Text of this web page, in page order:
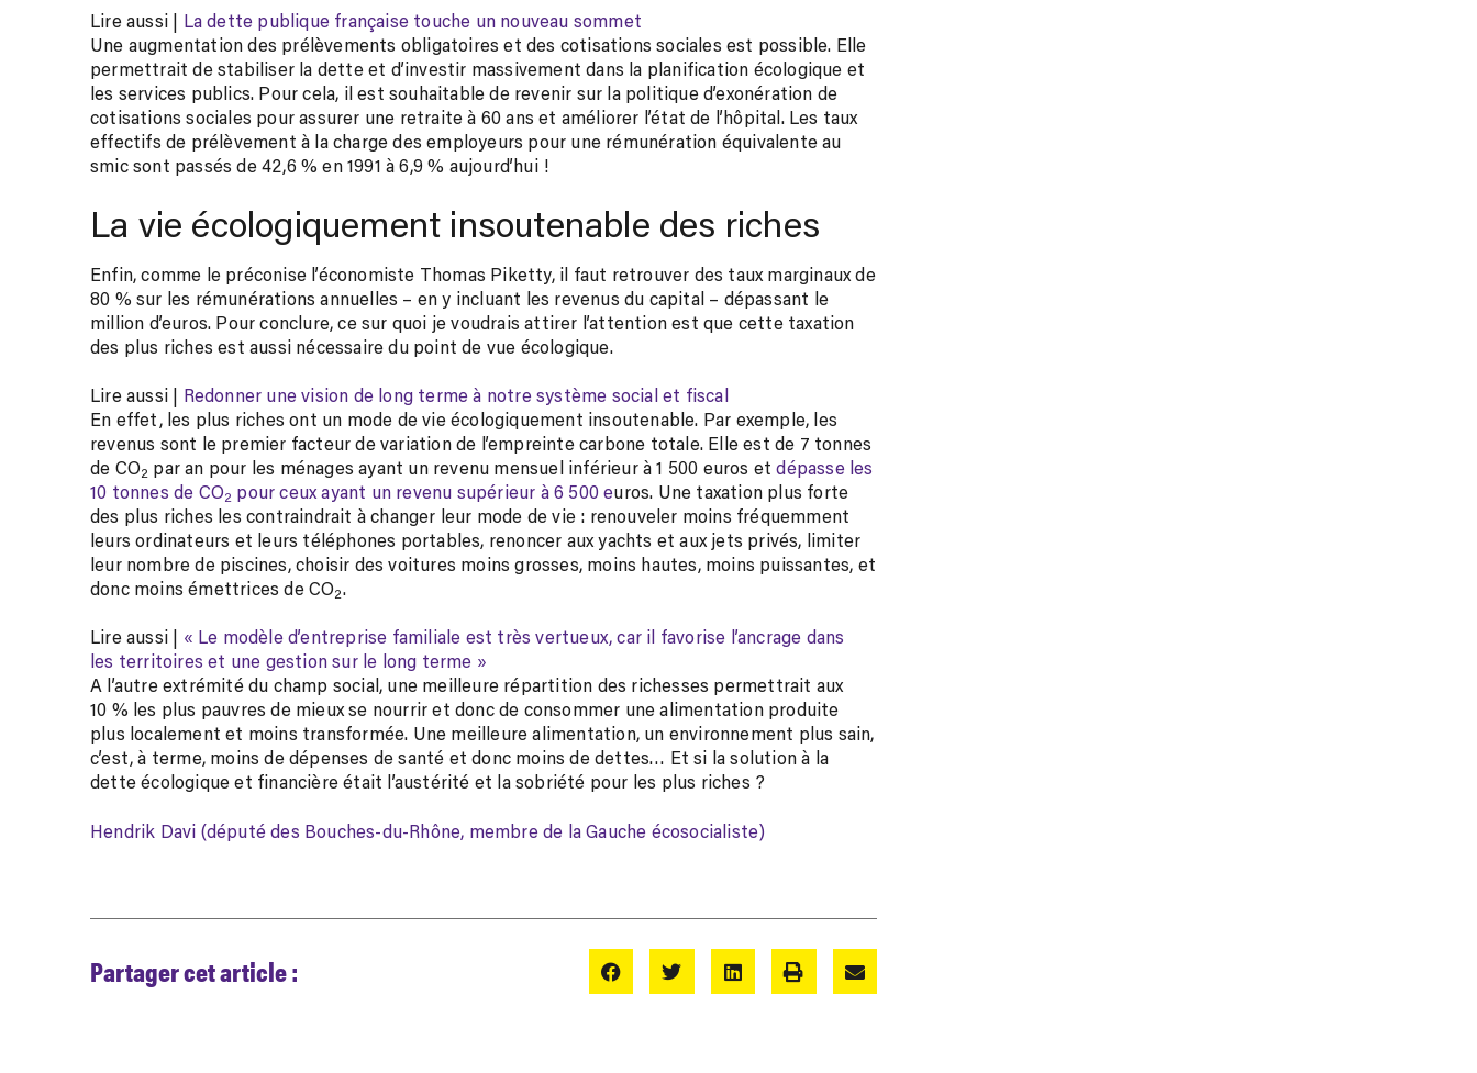
Lire aussi | Article
réservé
à
nos
abonnés
La dette publique française touche un nouveau sommet
Une augmentation des prélèvements obligatoires et des cotisations sociales est possible. Elle
permettrait de stabiliser la dette et d’investir massivement dans la planification écologique et
les services publics. Pour cela, il est souhaitable de revenir sur la politique d’exonération de
cotisations sociales pour assurer une retraite à 60 ans et améliorer l’état de l’hôpital. Les taux
effectifs de prélèvement à la charge des employeurs pour une rémunération équivalente au
smic sont passés de 42,6 % en 1991 à 6,9 % aujourd’hui !
La vie écologiquement insoutenable des riches
Enfin, comme le préconise l’économiste Thomas Piketty, il faut retrouver des taux marginaux de
80 % sur les rémunérations annuelles – en y incluant les revenus du capital – dépassant le
million d’euros. Pour conclure, ce sur quoi je voudrais attirer l’attention est que cette taxation
des plus riches est aussi nécessaire du point de vue écologique.
Lire aussi | Redonner une vision de long terme à notre système social et fiscal
En effet, les plus riches ont un mode de vie écologiquement insoutenable. Par exemple, les
revenus sont le premier facteur de variation de l’empreinte carbone totale. Elle est de 7 tonnes
de CO2 par an pour les ménages ayant un revenu mensuel inférieur à 1 500 euros etdépasse les
10 tonnes de CO2 pour ceux ayant un revenu supérieur à 6 500 euros. Une taxation plus forte
des plus riches les contraindrait à changer leur mode de vie : renouveler moins fréquemment
leurs ordinateurs et leurs téléphones portables, renoncer aux yachts et aux jets privés, limiter
leur nombre de piscines, choisir des voitures moins grosses, moins hautes, moins puissantes, et
donc moins émettrices de CO2.
Lire aussi | Article
réservé
à
nos
abonnés
« Le modèle d’entreprise familiale est très vertueux, car il favorise l’ancrage dans
les territoires et une gestion sur le long terme »
A l’autre extrémité du champ social, une meilleure répartition des richesses permettrait aux
10 % les plus pauvres de mieux se nourrir et donc de consommer une alimentation produite
plus localement et moins transformée. Une meilleure alimentation, un environnement plus sain,
c’est, à terme, moins de dépenses de santé et donc moins de dettes… Et si la solution à la
dette écologique et financière était l’austérité et la sobriété pour les plus riches ?
Hendrik Davi (député des Bouches-du-Rhône, membre de la Gauche écosocialiste)
Partager cet article :